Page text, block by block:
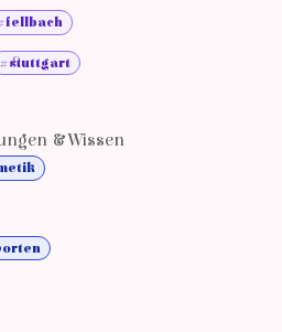
#stuttgart
& Wissen